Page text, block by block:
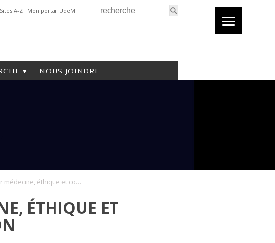
Sites A-Z Mon portail UdeM
NOUS JOINDRE
Atelier médecine, éthique et communication
ÉTHIQUE ET